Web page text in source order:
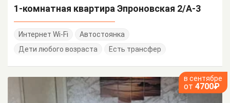
1-комнатная квартира Эпроновская 2/А-3
Интернет Wi-Fi
Автостоянка
Дети любого возраста
Есть трансфер
в сентябре
от 4700₽